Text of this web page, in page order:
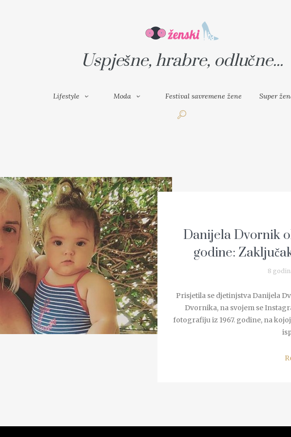
SUPER ŽENA
Uspješne, hrabre, odlučne...
Lifestyle Moda Festival savremene žene Super
READ MORE
Danijela Dvornik
godine:
8
Prisjetila se djetinjstva Danijela
Dvornika, na svojem se
fotografiju iz 1967. godine, na